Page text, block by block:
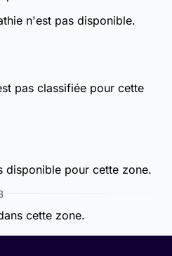
n'est pas disponible.
pas classifiée pour cette
disponible pour cette zone.
cette zone.